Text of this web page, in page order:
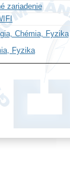
zariadenie
Chémia, Fyzika
Fyzika